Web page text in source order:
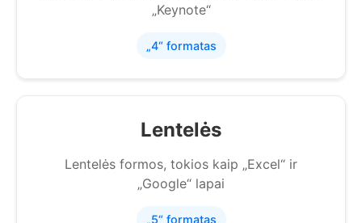
„Keynote“
„4“ formatas
Lentelės
Lentelės formos, tokios kaip „Excel“ ir
„Google“ lapai
„5“ formatas